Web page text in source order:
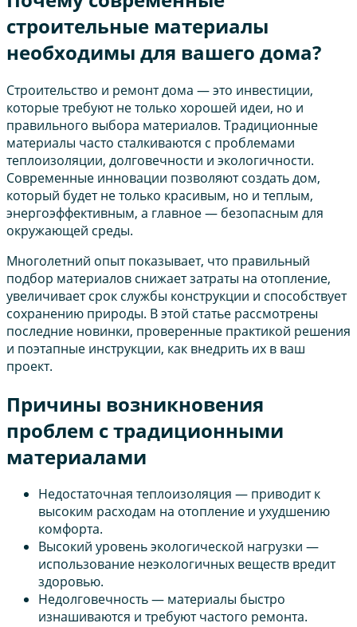
строительные материалы
необходимы для вашего дома?
Строительство и ремонт дома — это инвестиции,
которые требуют не только хорошей идеи, но и
правильного выбора материалов. Традиционные
материалы часто сталкиваются с проблемами
теплоизоляции, долговечности и экологичности.
Современные инновации позволяют создать дом,
который будет не только красивым, но и теплым,
энергоэффективным, а главное — безопасным для
окружающей среды.
Многолетний опыт показывает, что правильный
подбор материалов снижает затраты на отопление,
увеличивает срок службы конструкции и способствует
сохранению природы. В этой статье рассмотрены
последние новинки, проверенные практикой решения
и поэтапные инструкции, как внедрить их в ваш
проект.
Причины возникновения
проблем с традиционными
материалами
Недостаточная теплоизоляция — приводит к
высоким расходам на отопление и ухудшению
комфорта.
Высокий уровень экологической нагрузки —
использование неэкологичных веществ вредит
здоровью.
Недолговечность — материалы быстро
изнашиваются и требуют частого ремонта.